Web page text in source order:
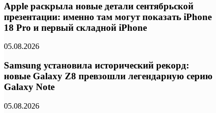
Apple раскрыла новые детали сентябрьской
презентации: именно там могут показать iPhone
18 Pro и первый складной iPhone
05.08.2026
Samsung установила исторический рекорд:
новые Galaxy Z8 превзошли легендарную серию
Galaxy Note
05.08.2026